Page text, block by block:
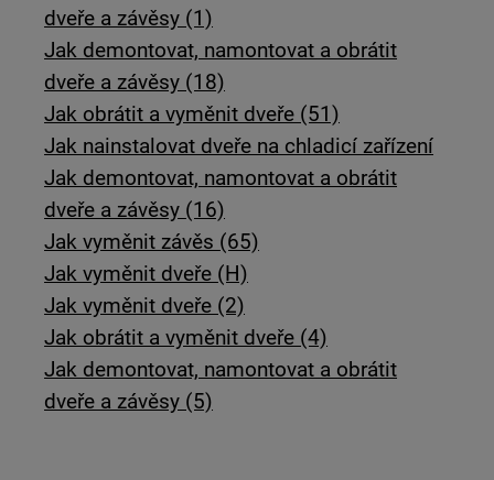
dveře a závěsy (1)
Jak demontovat, namontovat a obrátit
dveře a závěsy (18)
Jak obrátit a vyměnit dveře (51)
Jak nainstalovat dveře na chladicí zařízení
Jak demontovat, namontovat a obrátit
dveře a závěsy (16)
Jak vyměnit závěs (65)
Jak vyměnit dveře (H)
Jak vyměnit dveře (2)
Jak obrátit a vyměnit dveře (4)
Jak demontovat, namontovat a obrátit
dveře a závěsy (5)